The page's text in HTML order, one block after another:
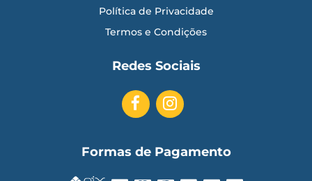
Política de Privacidade
Termos e Condições
Redes Sociais
Formas de Pagamento